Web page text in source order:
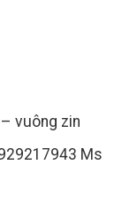
vuông zin
Ms